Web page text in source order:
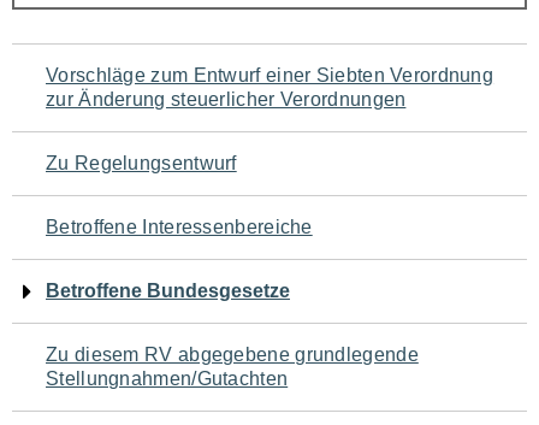
Navigation
für
den
Seiteninhalt
Vorschläge zum Entwurf einer Siebten Verordnung
zur Änderung steuerlicher Verordnungen
Zu Regelungsentwurf
Betroffene Interessenbereiche
Betroffene Bundesgesetze
Zu diesem RV abgegebene grundlegende
Stellungnahmen/Gutachten